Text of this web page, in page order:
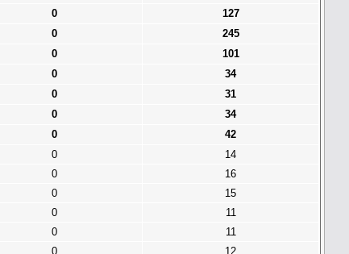
0
127
0
245
0
101
0
34
0
31
0
34
0
42
0
14
0
16
0
15
0
11
0
11
0
12